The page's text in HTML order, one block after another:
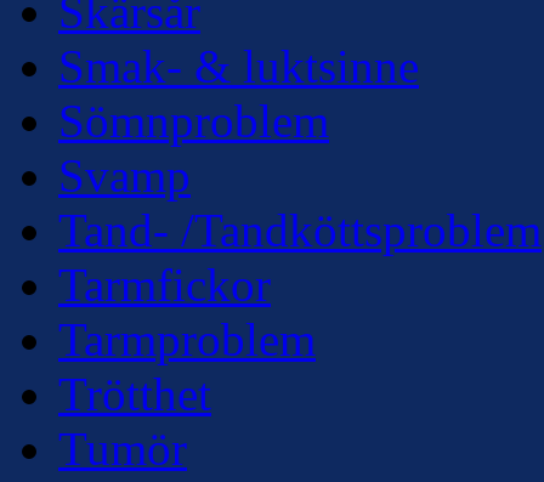
Skärsår
Smak- & luktsinne
Sömnproblem
Svamp
Tand- /Tandköttsproblem
Tarmfickor
Tarmproblem
Trötthet
Tumör